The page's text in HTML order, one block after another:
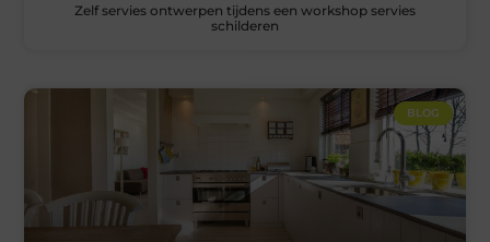
Zelf servies ontwerpen tijdens een workshop servies
schilderen
BLOG